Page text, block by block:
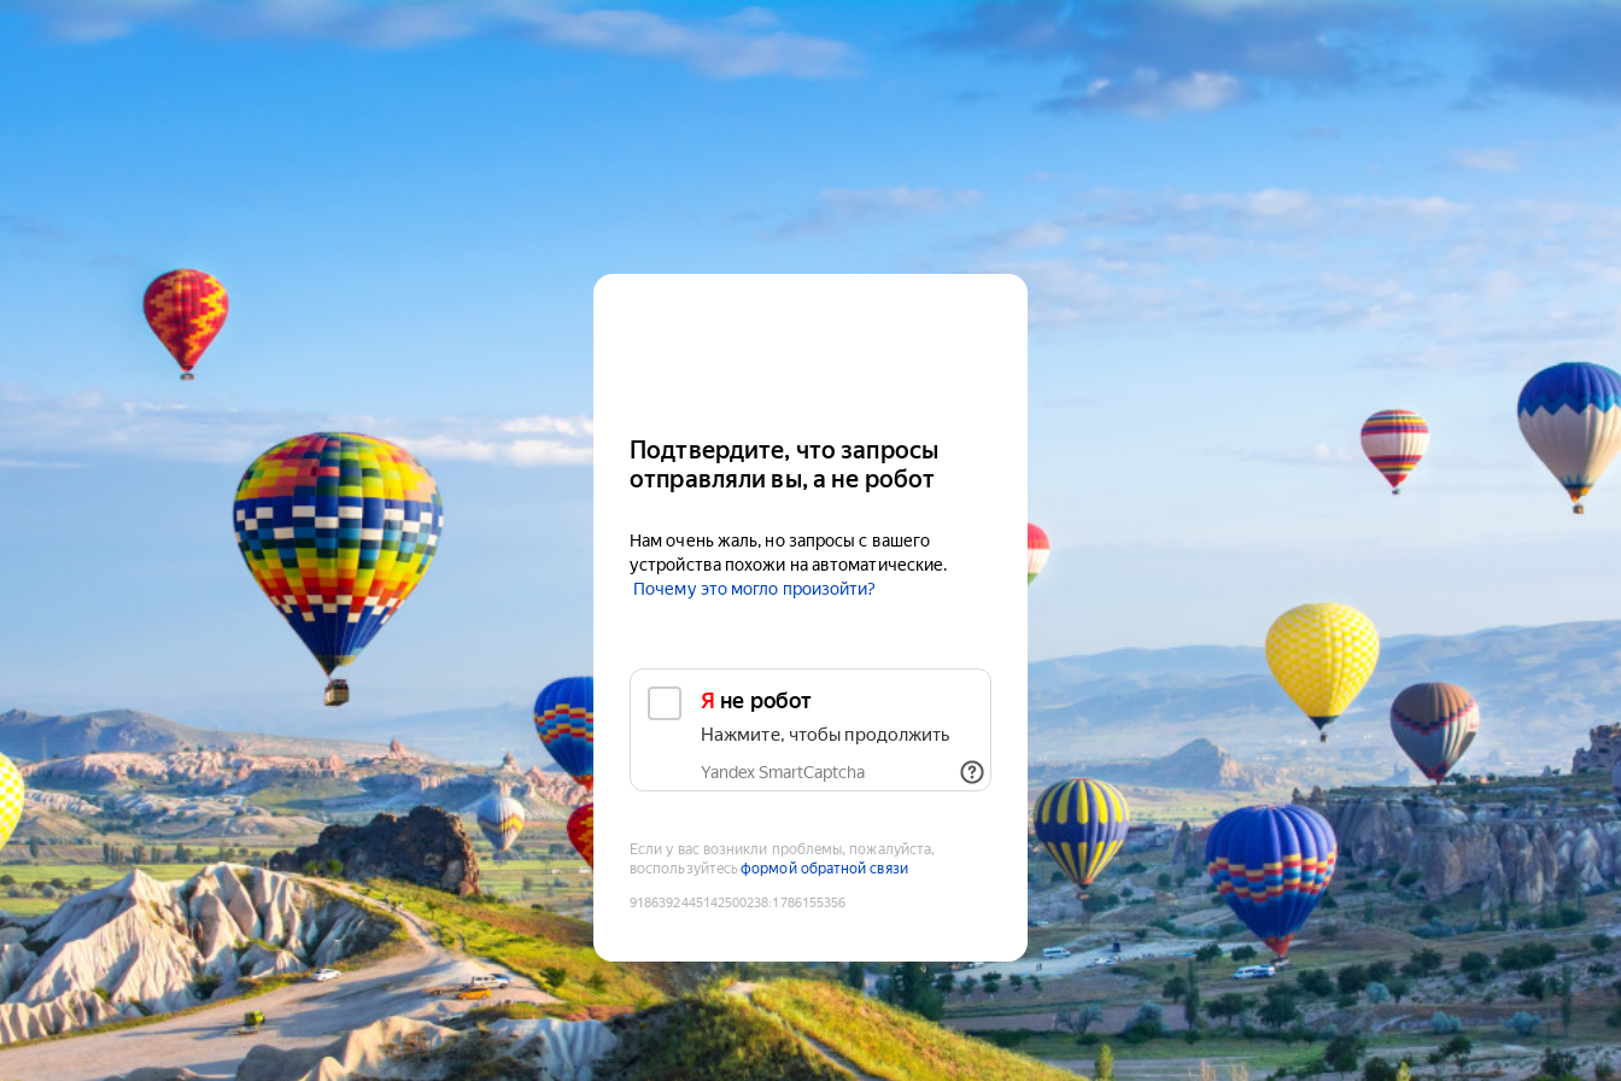
Подтвердите, что запросы
отправляли вы, а не робот
Нам очень жаль, но запросы с вашего
устройства похожи на автоматические.
Почему это могло произойти?
Я не робот
Нажмите, чтобы продолжить
Yandex SmartCaptcha
Если у вас возникли проблемы, пожалуйста,
воспользуйтесьформой обратной связи
9186392445142500238:1786155356